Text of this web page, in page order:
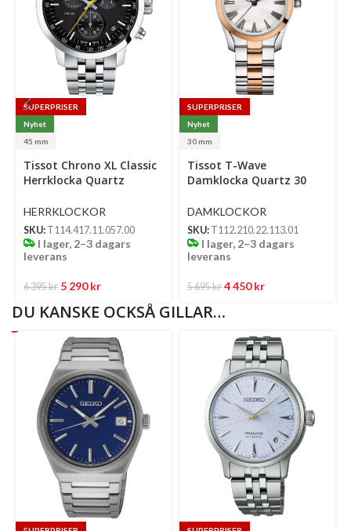
SUPERPRISER
Nyhet
45 mm
options
Tissot Chrono XL Classic
Herrklocka Quartz
Svart Urtavla Med
Silverfärgad Boett Och
Länk
HERRKLOCKOR
SKU: T114.417.11.057.00
I lager, 2–3 dagars
leverans
6 395kr 5 290kr
SUPERPRISER
Nyhet
30 mm
options
Tissot T-Wave
Damklocka Quartz 30
Pärlemorurtavla Med
Tvåfärgad Boett Och
Länk
DAMKLOCKOR
SKU: T112.210.22.113.01
I lager, 2–3 dagars
leverans
5 695kr 4 450kr
DU KANSKE OCKSÅ GILLAR…